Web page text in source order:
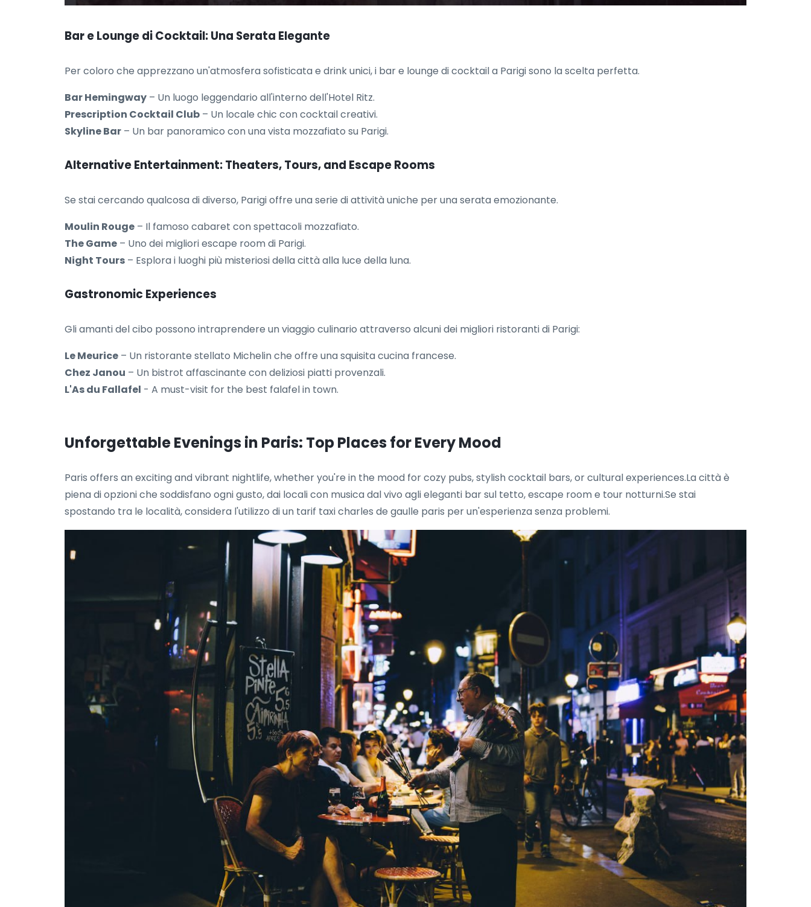
Bar e Lounge di Cocktail: Una Serata Elegante
Per coloro che apprezzano un'atmosfera sofisticata e drink unici, i bar e lounge di cocktail a Parigi sono la scelta perfetta.
Bar Hemingway – Un luogo leggendario all'interno dell'Hotel Ritz.
Prescription Cocktail Club – Un locale chic con cocktail creativi.
Skyline Bar – Un bar panoramico con una vista mozzafiato su Parigi.
Alternative Entertainment: Theaters, Tours, and Escape Rooms
Se stai cercando qualcosa di diverso, Parigi offre una serie di attività uniche per una serata emozionante.
Moulin Rouge – Il famoso cabaret con spettacoli mozzafiato.
The Game – Uno dei migliori escape room di Parigi.
Night Tours – Esplora i luoghi più misteriosi della città alla luce della luna.
Gastronomic Experiences
Gli amanti del cibo possono intraprendere un viaggio culinario attraverso alcuni dei migliori ristoranti di Parigi:
Le Meurice – Un ristorante stellato Michelin che offre una squisita cucina francese.
Chez Janou – Un bistrot affascinante con deliziosi piatti provenzali.
L'As du Fallafel - A must-visit for the best falafel in town.
Unforgettable Evenings in Paris: Top Places for Every Mood
Paris offers an exciting and vibrant nightlife, whether you're in the mood for cozy pubs, stylish cocktail bars, or cultural experiences.La città è
piena di opzioni che soddisfano ogni gusto, dai locali con musica dal vivo agli eleganti bar sul tetto, escape room e tour notturni.Se stai
spostando tra le località, considera l'utilizzo di un tarif taxi charles de gaulle paris per un'esperienza senza problemi.